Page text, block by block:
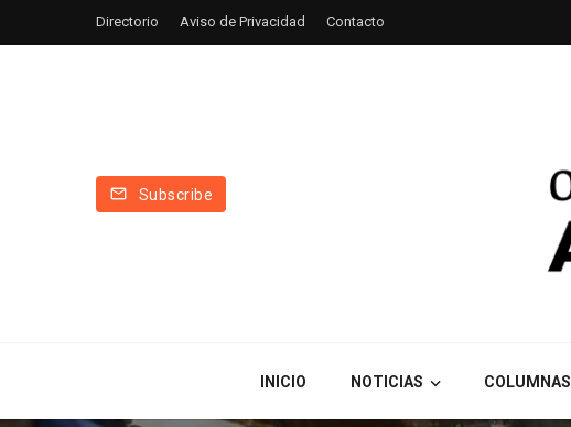
Directorio Aviso de Privacidad Contacto
Subscribe
INICIO NOTICIAS COLUMNAS